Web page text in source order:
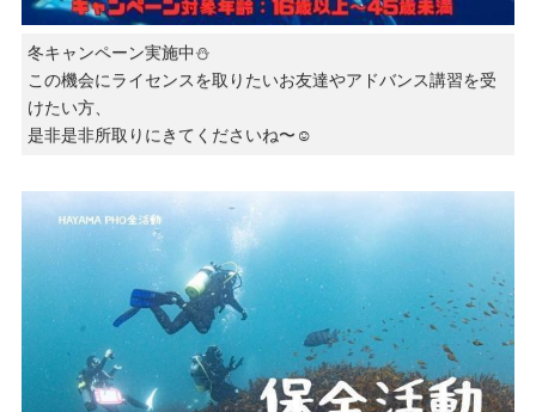
冬キャンペーン実施中⛄️
この機会にライセンスを取りたいお友達やアドバンス講習を受
けたい方、
是非是非所取りにきてくださいね〜☺️